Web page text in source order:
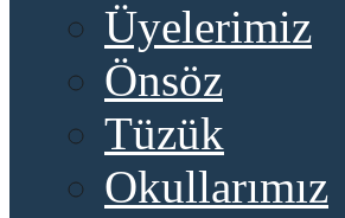
Üyelerimiz
Önsöz
Tüzük
Okullarımız